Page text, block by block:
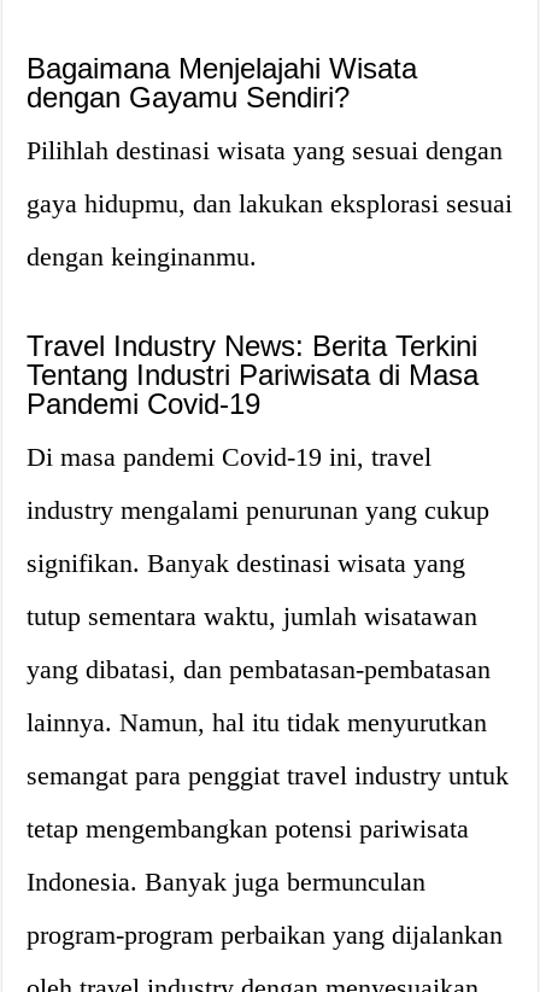
Bagaimana Menjelajahi Wisata
dengan Gayamu Sendiri?
Pilihlah destinasi wisata yang sesuai dengan
gaya hidupmu, dan lakukan eksplorasi sesuai
dengan keinginanmu.
Travel Industry News: Berita Terkini
Tentang Industri Pariwisata di Masa
Pandemi Covid-19
Di masa pandemi Covid-19 ini, travel
industry mengalami penurunan yang cukup
signifikan. Banyak destinasi wisata yang
tutup sementara waktu, jumlah wisatawan
yang dibatasi, dan pembatasan-pembatasan
lainnya. Namun, hal itu tidak menyurutkan
semangat para penggiat travel industry untuk
tetap mengembangkan potensi pariwisata
Indonesia. Banyak juga bermunculan
program-program perbaikan yang dijalankan